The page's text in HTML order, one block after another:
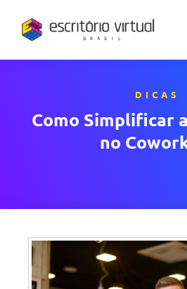
DICAS
Como Simplificar
no